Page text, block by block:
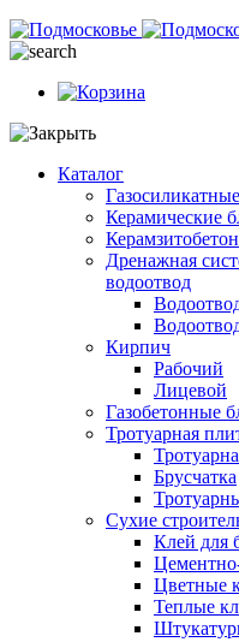
Каталог
Керамические
Дренажная
водоотвод
Кирпич
Рабочий
Лицевой
Газобетонные
Тротуарная
Брусчатка
Сухие
Клей для
Цветные
Теплые